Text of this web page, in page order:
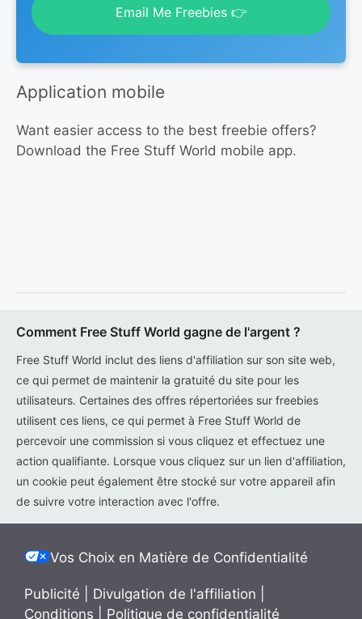
Email Me Freebies 👉
Application mobile
Want easier access to the best freebie offers?
Download the Free Stuff World mobile app.
Comment Free Stuff World gagne de l'argent ?
Free Stuff World inclut des liens d'affiliation sur son site web,
ce qui permet de maintenir la gratuité du site pour les
utilisateurs. Certaines des offres répertoriées sur freebies
utilisent ces liens, ce qui permet à Free Stuff World de
percevoir une commission si vous cliquez et effectuez une
action qualifiante. Lorsque vous cliquez sur un lien d'affiliation,
un cookie peut également être stocké sur votre appareil afin
de suivre votre interaction avec l'offre.
Vos Choix en Matière de Confidentialité
Publicité Divulgation de l'affiliation
Conditions
Politique de confidentialité